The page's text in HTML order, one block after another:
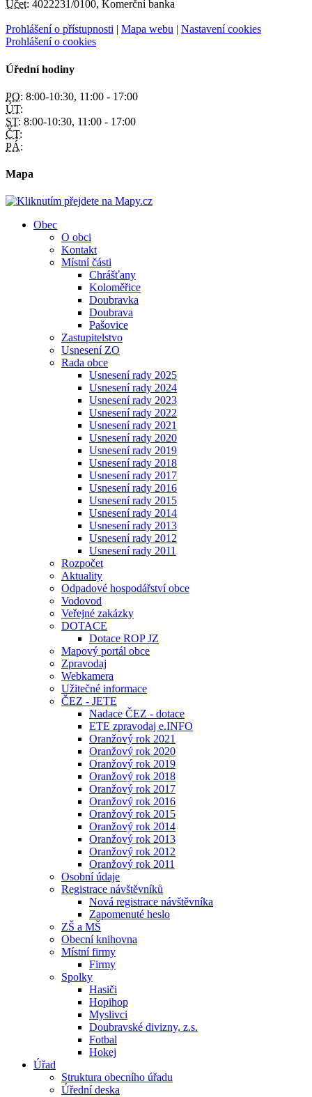
Účet: 4022231/0100, Komerční banka
Prohlášení o přístupnosti | Mapa webu | Nastavení cookies
Prohlášení o cookies
Úřední hodiny
PO: 8:00-10:30, 11:00 - 17:00
ÚT:
ST: 8:00-10:30, 11:00 - 17:00
ČT:
PÁ:
Mapa
Obec
O obci
Kontakt
Místní části
Chrášťany
Koloměřice
Doubravka
Doubrava
Pašovice
Zastupitelstvo
Usnesení ZO
Rada obce
Usnesení rady 2025
Usnesení rady 2024
Usnesení rady 2023
Usnesení rady 2022
Usnesení rady 2021
Usnesení rady 2020
Usnesení rady 2019
Usnesení rady 2018
Usnesení rady 2017
Usnesení rady 2016
Usnesení rady 2015
Usnesení rady 2014
Usnesení rady 2013
Usnesení rady 2012
Usnesení rady 2011
Rozpočet
Aktuality
Odpadové hospodářství obce
Vodovod
Veřejné zakázky
DOTACE
Dotace ROP JZ
Mapový portál obce
Zpravodaj
Webkamera
Užitečné informace
ČEZ - JETE
Nadace ČEZ - dotace
ETE zpravodaj e.INFO
Oranžový rok 2021
Oranžový rok 2020
Oranžový rok 2019
Oranžový rok 2018
Oranžový rok 2017
Oranžový rok 2016
Oranžový rok 2015
Oranžový rok 2014
Oranžový rok 2013
Oranžový rok 2012
Oranžový rok 2011
Osobní údaje
Registrace návštěvníků
Nová registrace návštěvníka
Zapomenuté heslo
ZŠ a MŠ
Obecní knihovna
Místní firmy
Firmy
Spolky
Hasiči
Hopihop
Myslivci
Doubravské divizny, z.s.
Fotbal
Hokej
Úřad
Struktura obecního úřadu
Úřední deska